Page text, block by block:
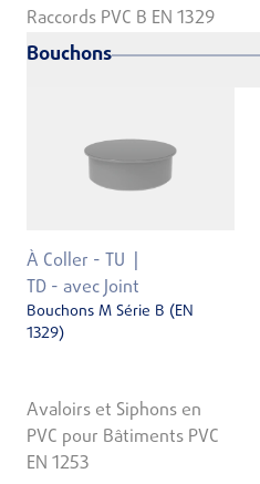
Raccords PVC B EN 1329
Bouchons
À Coller - TU
TD - avec Joint
Bouchons M Série B (EN
1329)
Avaloirs et Siphons en
PVC pour Bâtiments PVC
EN 1253